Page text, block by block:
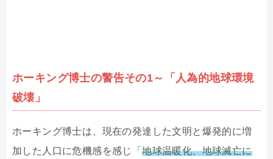
ホーキング博士の警告その1～「人為的地球環境
破壊」
ホーキング博士は、現在の発達した文明と爆発的に増
加した人口に危機感を感じ「地球温暖化、地球滅亡に